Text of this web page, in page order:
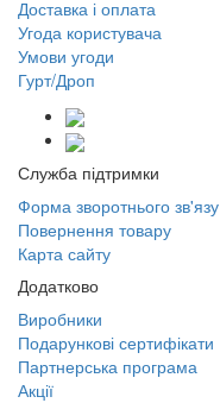
Доставка і оплата
Угода користувача
Умови угоди
Гурт/Дроп
Служба підтримки
Форма зворотнього зв'язу
Повернення товару
Карта сайту
Додатково
Виробники
Подарункові сертифікати
Партнерська програма
Акції